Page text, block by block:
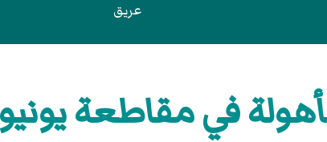
عريق
في مقاطعة